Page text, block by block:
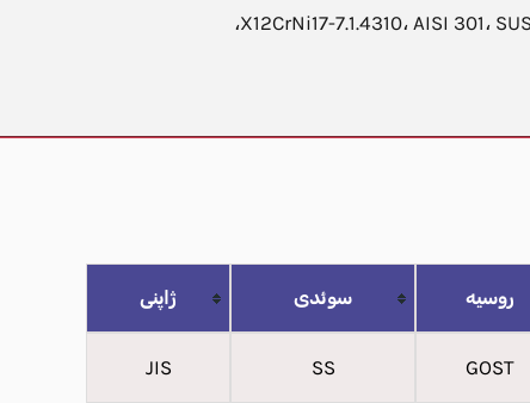
درجه 301، X12CrNi17-7.1.4310، AISI 301، SUS 301، X5CrNi17-7، UNS S30100،
روسیه سوئدی ژاپنی
GOST
SS
JIS